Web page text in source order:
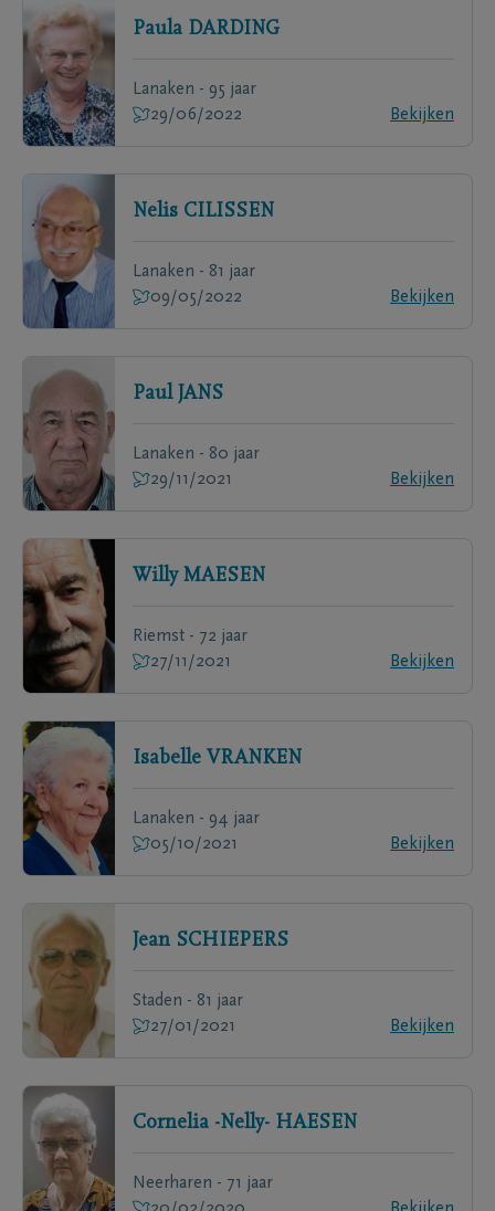
Paula DARDING
Lanaken - 95 jaar
29/06/2022
Bekijken
Nelis CILISSEN
Lanaken - 81 jaar
09/05/2022
Bekijken
Paul JANS
Lanaken - 80 jaar
29/11/2021
Bekijken
Willy MAESEN
Riemst - 72 jaar
27/11/2021
Bekijken
Isabelle VRANKEN
Lanaken - 94 jaar
05/10/2021
Bekijken
Jean SCHIEPERS
Staden - 81 jaar
27/01/2021
Bekijken
Cornelia -Nelly- HAESEN
Neerharen - 71 jaar